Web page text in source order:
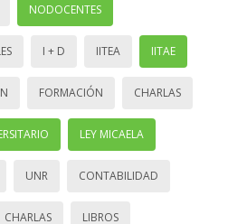
NODOCENTES
I + D IITEA IITAE
FORMACIÓN CHARLAS
LEY MICAELA
UNR CONTABILIDAD
CHARLAS LIBROS